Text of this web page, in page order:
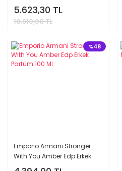
100 Ml
5.623,30 TL
10.610,00 TL
%48
Emporio Armani Stronger
With You Amber Edp Erkek
Parfüm 100 Ml